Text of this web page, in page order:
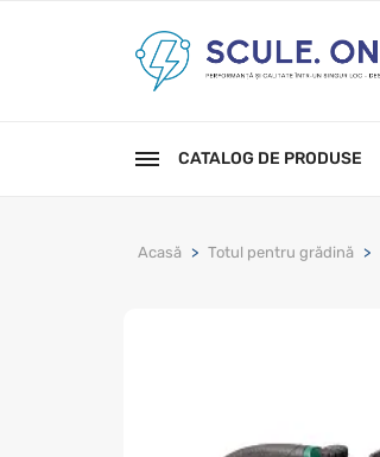
CATALOG DE PRODUSE
Acasă Totul pentru grădină